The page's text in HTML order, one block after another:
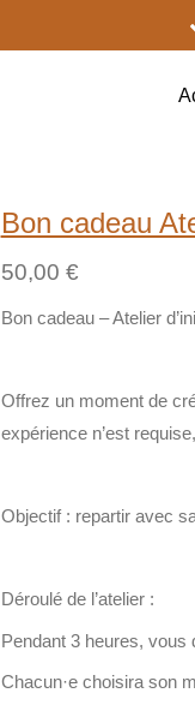
Bon cadeau
50,00 €
Bon cadeau – Atelier
Offrez un moment de
expérience n’est
Objectif : repartir avec
Déroulé de l’atelier :
Pendant 3 heures, vous
Chacun·e choisira son